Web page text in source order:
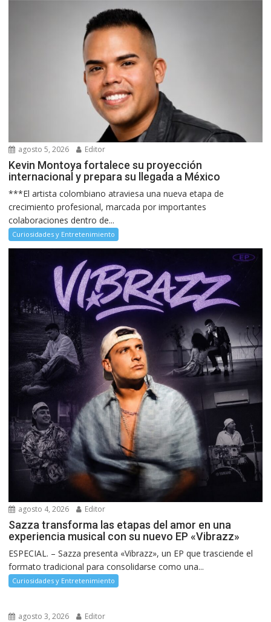
agosto 5, 2026 Editor
Kevin Montoya fortalece su proyección
internacional y prepara su llegada a México
***El artista colombiano atraviesa una nueva etapa de
crecimiento profesional, marcada por importantes
colaboraciones dentro de...
Curiosidades y Entretenimiento
agosto 4, 2026 Editor
Sazza transforma las etapas del amor en una
experiencia musical con su nuevo EP «Vibrazz»
ESPECIAL. – Sazza presenta «Vibrazz», un EP que trasciende el
formato tradicional para consolidarse como una...
Curiosidades y Entretenimiento
agosto 3, 2026 Editor